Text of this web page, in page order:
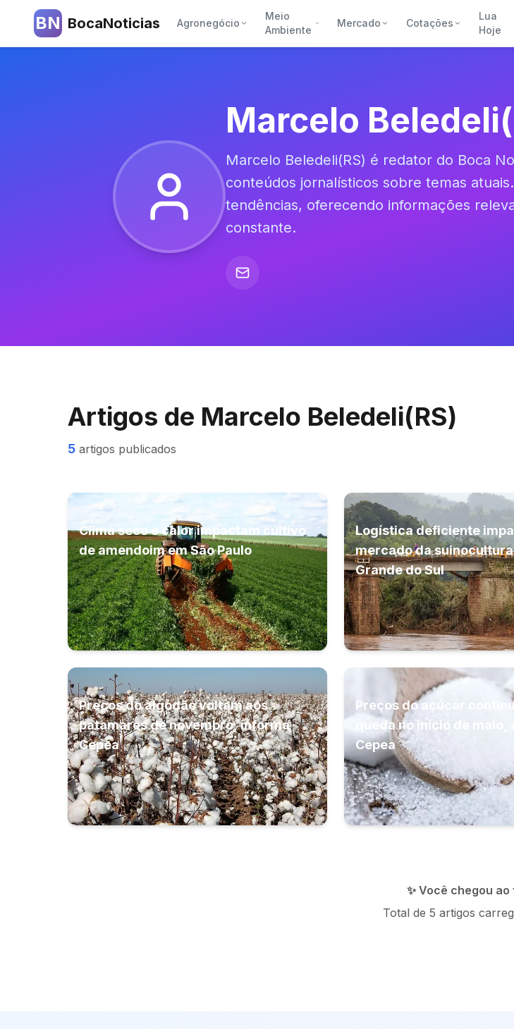
BN BocaNoticias Agronegócio
Meio
Ambiente
Mercado Cotações
Lua
Hoje
Marcelo
Marcelo Beledeli(RS) é redator do Boca
conteúdos jornalísticos sobre temas
tendências, oferecendo informações
constante.
Artigos de Marcelo Beledeli(RS)
5 artigos publicados
Clima seco e calor impactam cultivo
de amendoim em São Paulo
Logística deficiente
mercado da suinocultura
Grande do Sul
Preços do algodão voltam aos
patamares de novembro, informa
Cepea
Preços do açúcar
queda no início de maio,
Cepea
✨ Você chegou ao
Total de 5 artigos